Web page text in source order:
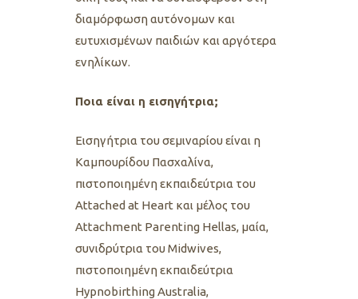
διαμόρφωση αυτόνομων και
ευτυχισμένων παιδιών και αργότερα
ενηλίκων.
Ποια είναι η εισηγήτρια;
Εισηγήτρια του σεμιναρίου είναι η
Καμπουρίδου Πασχαλίνα,
πιστοποιημένη εκπαιδεύτρια του
Attached at Heart και μέλος του
Attachment Parenting Hellas, μαία,
συνιδρύτρια του Midwives,
πιστοποιημένη εκπαιδεύτρια
Hypnobirthing Australia,